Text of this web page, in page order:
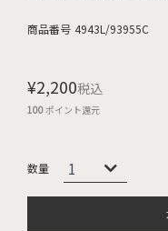
商品番号 4943L/93955C
¥2,200税込
100ポイント還元